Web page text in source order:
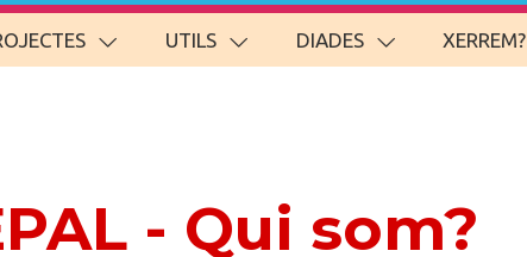
UTILS DIADES XERREM?
- Qui som?